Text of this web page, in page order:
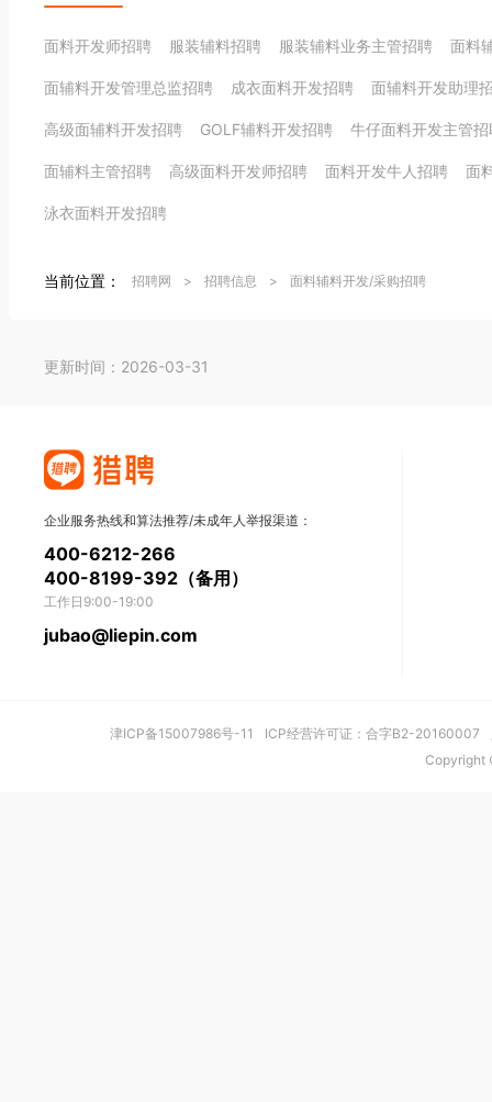
面料开发师招聘 服装辅料招聘 服装辅料业务主管招聘 面料
面辅料开发管理总监招聘 成衣面料开发招聘 面辅料开发助理
高级面辅料开发招聘 GOLF辅料开发招聘 牛仔面料开发主管招
面辅料主管招聘 高级面料开发师招聘 面料开发牛人招聘 面
泳衣面料开发招聘
当前位置： 招聘网 > 招聘信息 > 面料辅料开发/采购招聘
更新时间：2026-03-31